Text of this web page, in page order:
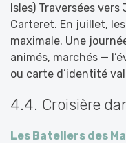
Isles) Traversées
Carteret. En juillet,
maximale. Une
animés, marchés —
ou carte d’identité
4.4. Croisière
Les Bateliers des